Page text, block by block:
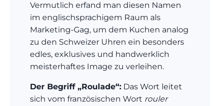
Vermutlich erfand man diesen Namen
im englischsprachigem Raum als
Marketing-Gag, um dem Kuchen analog
zu den Schweizer Uhren ein besonders
edles, exklusives und handwerklich
meisterhaftes Image zu verleihen.
Der Begriff „Roulade“: Das Wort leitet
sich vom französischen Wort rouler